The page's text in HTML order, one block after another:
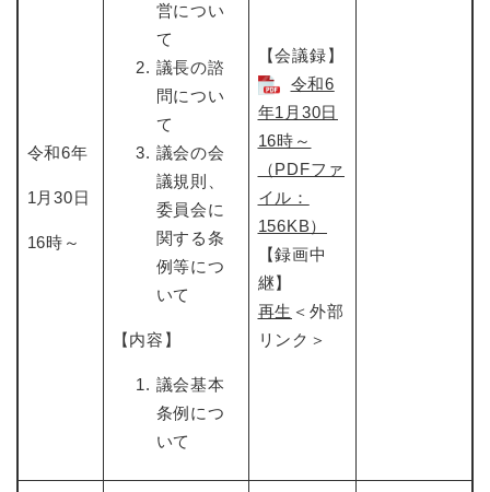
令和6年
1月30日
16時～
営につい
て
議長の諮
問につい
て
議会の会
議規則、
委員会に
関する条
例等につ
いて
【内容】
議会基本
条例につ
いて
【会議録】
令和6
年1月30日
16時～​
（PDFファ
イル：
156KB）
【録画中
継】
再生 ＜外部
リンク＞